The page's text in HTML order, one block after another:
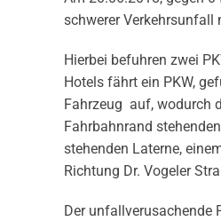
schwerer Verkehrsunfall
Hierbei befuhren zwei
Hotels fährt ein PKW,
Fahrzeug auf, wodurch
Fahrbahnrand
stehenden Laterne,
Richtung Dr. Vogeler
Der unfallverusachende